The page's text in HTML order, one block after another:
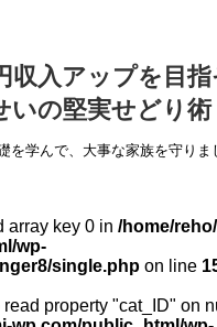
収入アップを目
いの堅実せどり術
を学んで、大事な家族を守りま
array key 0 in /home/
wp-
single.php on line
read property "cat_ID" on